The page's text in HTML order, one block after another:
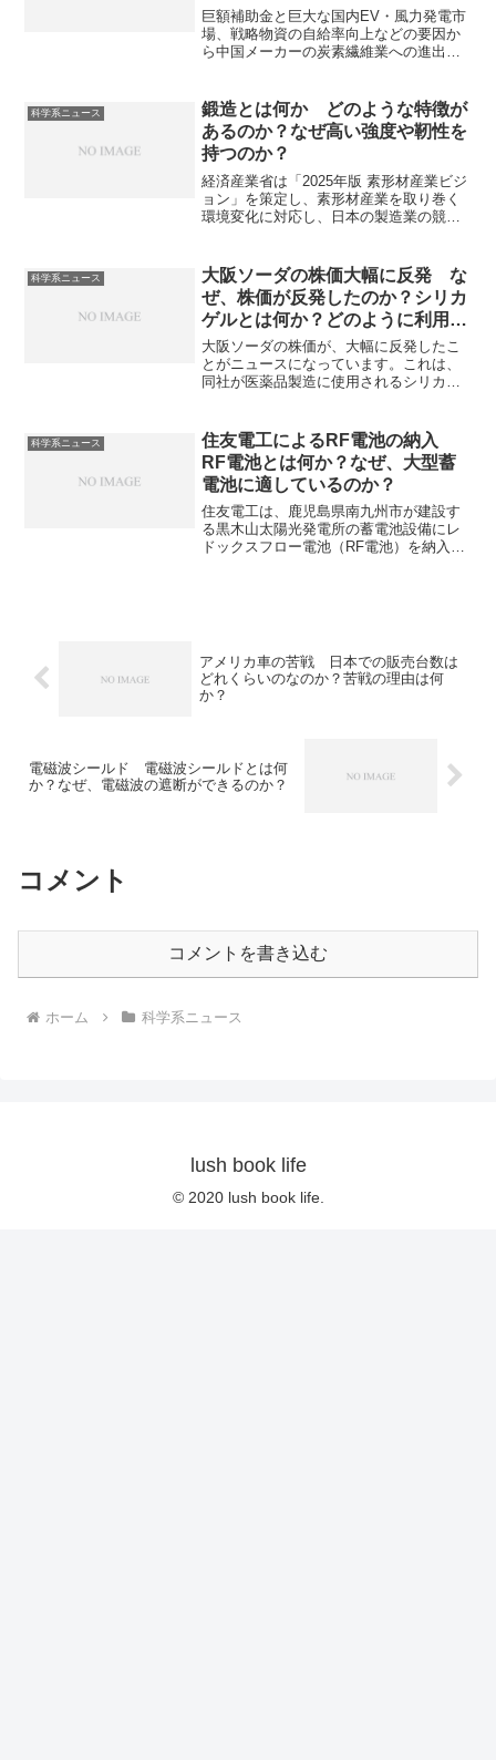
巨額補助金と巨大な国内EV・風力発電市
場、戦略物資の自給率向上などの要因か
ら中国メーカーの炭素繊維業への進出が
加価値領域に力を入れています。炭素繊
維の特徴や航空・宇宙向けに求められる
性能を知ることができます。
科学系ニュース
鍛造とは何か どのような特徴が
あるのか？なぜ高い強度や靭性を
持つのか？
経済産業省は「2025年版 素形材産業ビジ
ョン」を策定し、素形材産業を取り巻く
環境変化に対応し、日本の製造業の競争
加熱し、金型などを使って叩いたり押し
つぶしたりして、目的の形状に成形する
加工方法です。鍛造にどんな特徴がある
のか、なぜ、高強度・高靭性となるのか
などを知ることができます。
科学系ニュース
大阪ソーダの株価大幅に反発 な
ぜ、株価が反発したのか？シリカ
ゲルとは何か？どのように利用さ
れているのか？
大阪ソーダの株価が、大幅に反発したこ
とがニュースになっています。​これは、
同社が医薬品製造に使用されるシリカゲ
吸着性の高さから幅広い分野で利用され
ています。シリカゲルの特性、治療薬の
製造でどのように利用されているのかを
知ることができます。
科学系ニュース
住友電工によるRF電池の納入
RF電池とは何か？なぜ、大型蓄
電池に適しているのか？
住友電工は、鹿児島県南九州市が建設す
る黒木山太陽光発電所の蓄電池設備にレ
ドックスフロー電池（RF電池）を納入し
す。
アメリカ車の苦戦 日本での販売台数は
どれくらいのなのか？苦戦の理由は何
か？
電磁波シールド 電磁波シールドとは何
か？なぜ、電磁波の遮断ができるのか？
コメント
コメントを書き込む
ホーム 科学系ニュース
lush book life
© 2020 lush book life.